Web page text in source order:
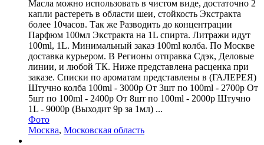
Масла можно использовать в чистом виде, достаточно 2
капли растереть в области шеи, стойкость Экстракта
более 10часов. Так же Разводить до концентрации
Парфюм 100мл Экстракта на 1L спирта. Литражи идут
100ml, 1L. Минимальный заказ 100ml колба. По Москве
доставка курьером. В Регионы отправка Сдэк, Деловые
линии, и любой ТК. Ниже представлена расценка при
заказе. Списки по ароматам представлены в (ГАЛЕРЕЯ)
Штучно колба 100ml - 3000р От 3шт по 100ml - 2700р От
5шт по 100ml - 2400р От 8шт по 100ml - 2000р Штучно
1L - 9000р (Выходит 9р за 1мл) ...
Фото
Москва, Московская область